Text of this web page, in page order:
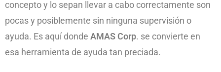
concepto y lo sepan llevar a cabo correctamente son
pocas y posiblemente sin ninguna supervisión o
ayuda. Es aquí donde AMAS Corp. se convierte en
esa herramienta de ayuda tan preciada.